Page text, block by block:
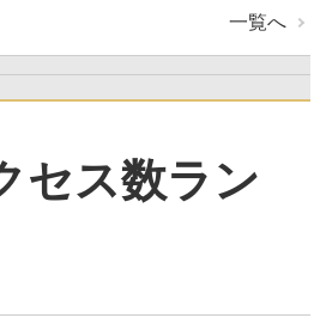
一覧へ
セス数ラン